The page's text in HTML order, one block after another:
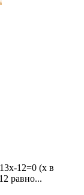
12=0 (x в
равно...